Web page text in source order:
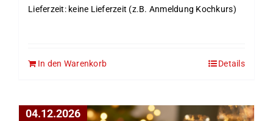
Lieferzeit: keine Lieferzeit (z.B. Anmeldung Kochkurs)
In den Warenkorb Details
04.12.2026